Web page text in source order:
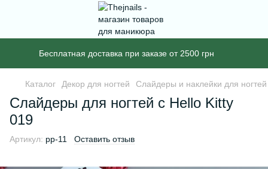
Бесплатная доставка при заказе от 2500 грн
Каталог Декор для ногтей Слайдеры и наклейки для ногтей
Слайдеры для ногтей с Hello Kitty
019
Артикул: pp-11 Оставить отзыв